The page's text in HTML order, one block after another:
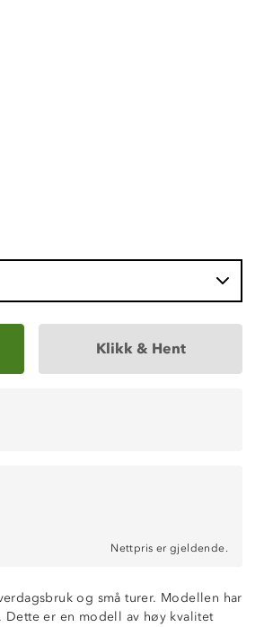
Klikk & Hent
Nettpris er gjeldende.
og små turer. Modellen har
Dette er en modell av høy kvalitet